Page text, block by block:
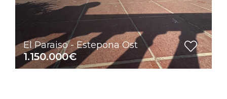
El Paraiso - Estepona Ost
1.150.000€